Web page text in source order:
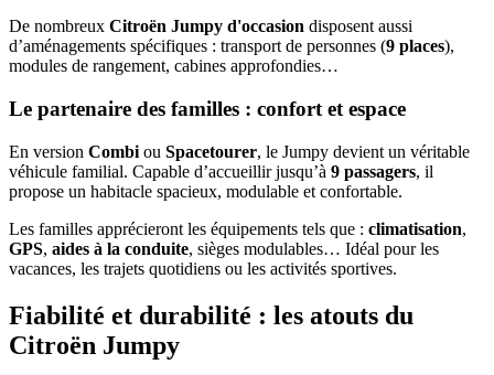
De nombreux Citroën Jumpy d'occasion disposent aussi
d’aménagements spécifiques : transport de personnes (9 places),
modules de rangement, cabines approfondies…
Le partenaire des familles : confort et espace
En version Combi ou Spacetourer, le Jumpy devient un véritable
véhicule familial. Capable d’accueillir jusqu’à 9 passagers, il
propose un habitacle spacieux, modulable et confortable.
Les familles apprécieront les équipements tels que : climatisation,
GPS, aides à la conduite, sièges modulables… Idéal pour les
vacances, les trajets quotidiens ou les activités sportives.
Fiabilité et durabilité : les atouts du
Citroën Jumpy